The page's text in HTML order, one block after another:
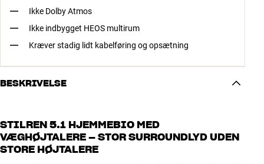
Ikke Dolby Atmos
Ikke indbygget HEOS multirum
Kræver stadig lidt kabelføring og opsætning
BESKRIVELSE
STILREN 5.1 HJEMMEBIO MED
VÆGHØJTALERE – STOR SURROUNDLYD UDEN
STORE HØJTALERE